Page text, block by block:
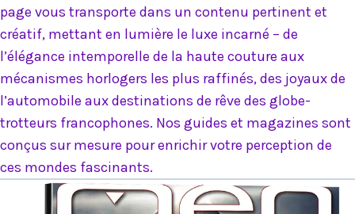
page vous transporte dans un contenu pertinent et
créatif, mettant en lumière le luxe incarné – de
l’élégance intemporelle de la haute couture aux
mécanismes horlogers les plus raffinés, des joyaux de
l’automobile aux destinations de rêve des globe-
trotteurs francophones. Nos guides et magazines sont
conçus sur mesure pour enrichir votre perception de
ces mondes fascinants.